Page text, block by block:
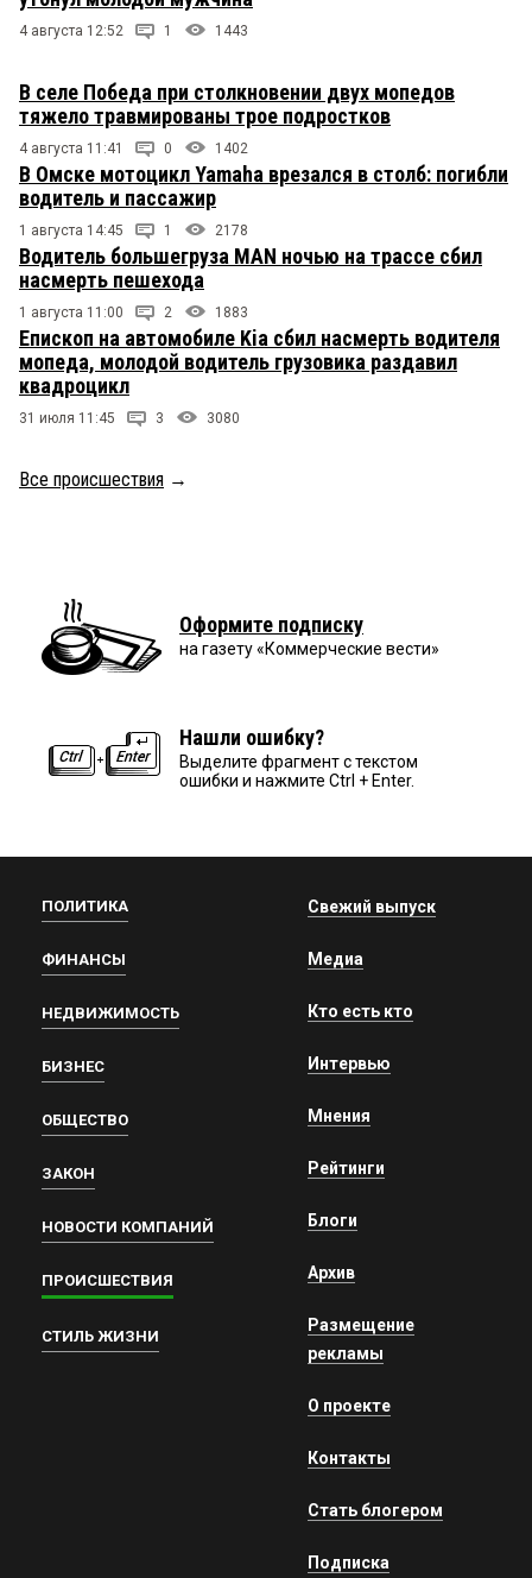
4 августа 12:52 1 1443
В селе Победа при столкновении двух мопедов
тяжело травмированы трое подростков
4 августа 11:41 0 1402
В Омске мотоцикл Yamaha врезался в столб: погибли
водитель и пассажир
1 августа 14:45 1 2178
Водитель большегруза MAN ночью на трассе сбил
насмерть пешехода
1 августа 11:00 2 1883
Епископ на автомобиле Kia сбил насмерть водителя
мопеда, молодой водитель грузовика раздавил
квадроцикл
31 июля 11:45 3 3080
Все происшествия →
Оформите подписку
на газету «Коммерческие вести»
Нашли ошибку?
Выделите фрагмент с текстом
ошибки и нажмите Ctrl + Enter.
ПОЛИТИКА
ФИНАНСЫ
НЕДВИЖИМОСТЬ
БИЗНЕС
ОБЩЕСТВО
ЗАКОН
НОВОСТИ КОМПАНИЙ
ПРОИСШЕСТВИЯ
СТИЛЬ ЖИЗНИ
Свежий выпуск
Медиа
Кто есть кто
Интервью
Мнения
Рейтинги
Блоги
Архив
Размещение
рекламы
О проекте
Контакты
Стать блогером
Подписка